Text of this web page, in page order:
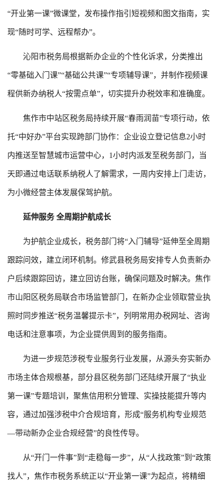
“开业第一课”微课堂，发布操作指引短视频和图文指南，实
现“随时可学、远程帮办”。
沁阳市税务局根据新办企业的个性化诉求，分类推出
“零基础入门课”“基础公共课”“专项辅导课”，并制作视频课
程供新办纳税人“按需点单”，切实提升办税效率和准确度。
焦作市中站区税务局持续开展“春雨润苗”专项行动，依
托“中好办”平台实现跨部门协作：企业设立登记信息2小时
内推送至智慧城市运营中心，1小时内派发至税务部门，当
天即通过电话联系纳税人了解需求，一周内安排上门走访，
为小微经营主体发展保驾护航。
延伸服务 全周期护航成长
为护航企业成长，税务部门将“入门辅导”延伸至全周期
跟踪问效，建立闭环机制。修武县税务局安排专人负责新办
户后续跟踪回访，建立回访台账，确保问题及时解决。焦作
市山阳区税务局联合市场监管部门，在新办企业领取营业执
照时同步推送“税务温馨提示卡”，列明常用办税网址、咨询
电话和注意事项，为企业提供周到的服务指南。
为进一步规范涉税专业服务行业发展，从源头夯实新办
市场主体合规根基，部分县区税务部门还陆续开展了“执业
第一课”专题培训，聚焦信用积分管理、实操技能提升等内
容，通过加强涉税中介合规培育，形成“服务机构专业规范
—带动新办企业合规经营”的良性传导。
从“开门一件事”到“走稳每一步”，从“人找政策”到“政策
找人”，焦作市税务系统正以“开业第一课”为起点，将精细